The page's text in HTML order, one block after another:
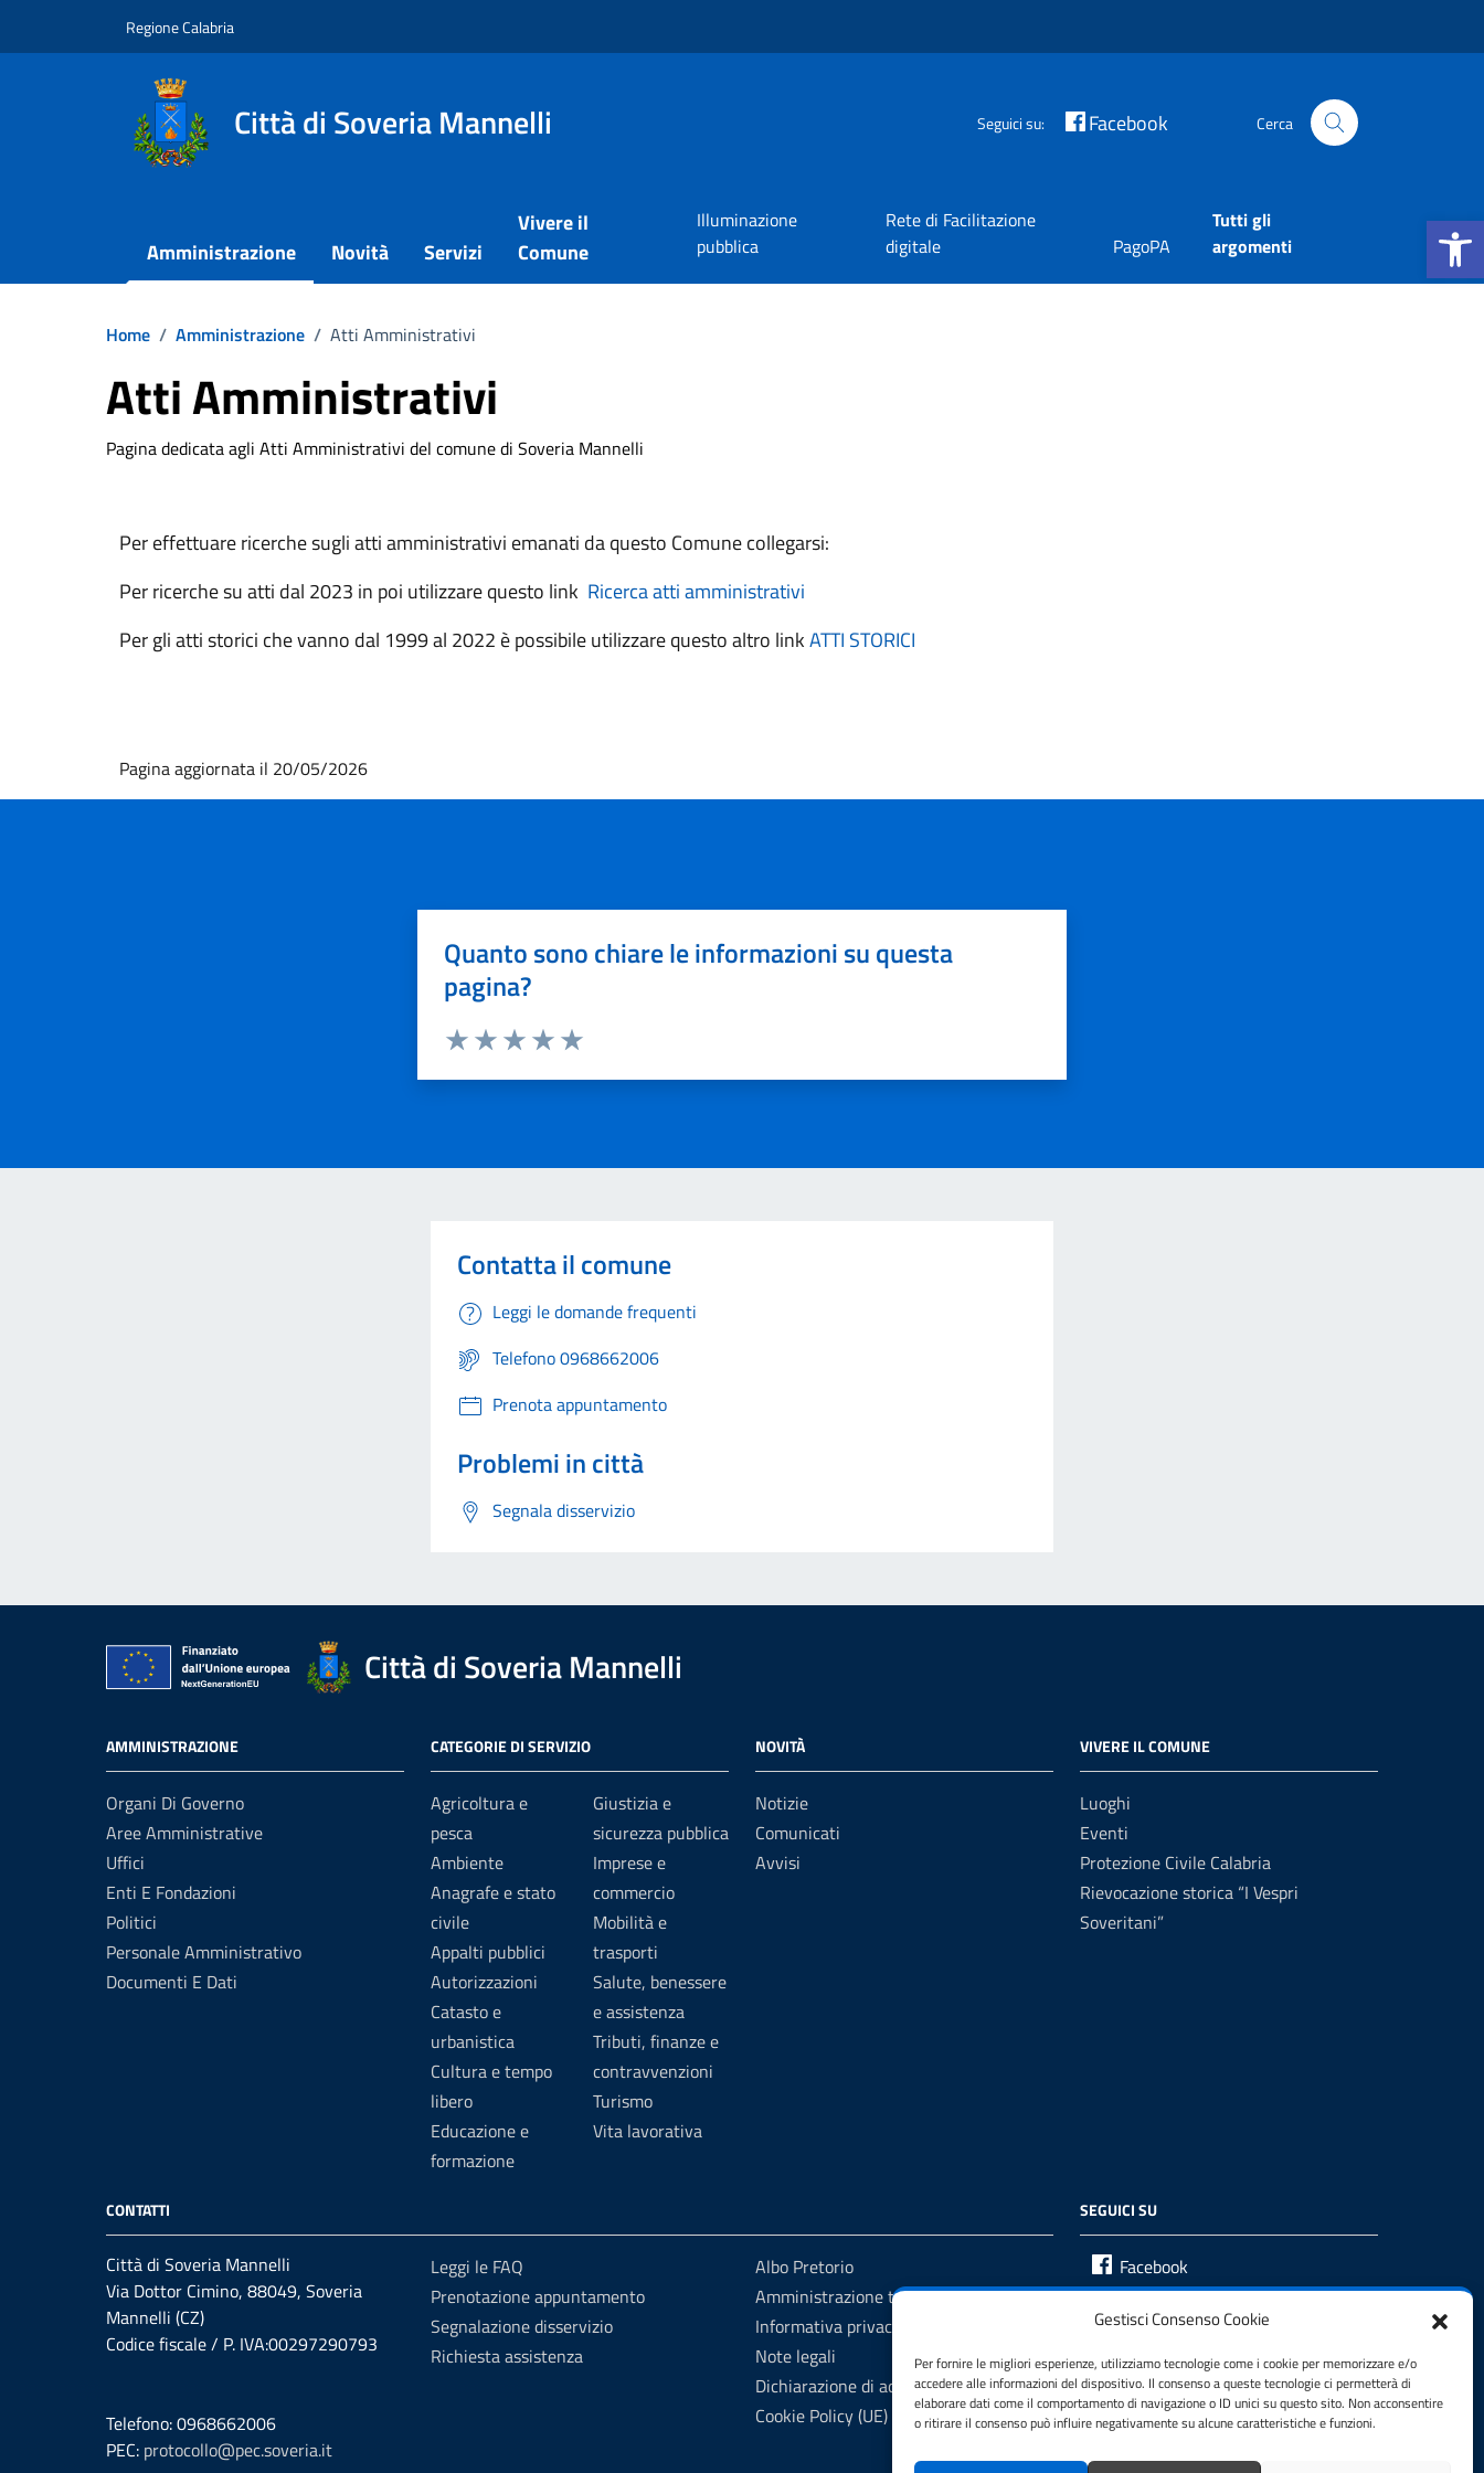
Apri la
Gestisci Consenso Cookie
Per fornire le migliori esperienze, utilizziamo tecnologie come i cookie per memorizzare e/o
accedere alle informazioni del dispositivo. Il consenso a queste tecnologie ci permetterà di
elaborare dati come il comportamento di navigazione o ID unici su questo sito. Non acconsentire
o ritirare il consenso può influire negativamente su alcune caratteristiche e funzioni.
Regione Calabria
Città di Soveria Mannelli Seguici su: Facebook Cerca
Amministrazione Novità Servizi
Vivere il
Comune
Illuminazione
pubblica
Rete di Facilitazione
digitale
PagoPA
Tutti gli
argomenti
Home / Amministrazione / Atti Amministrativi
Atti Amministrativi
Pagina dedicata agli Atti Amministrativi del comune di Soveria Mannelli
Per effettuare ricerche sugli atti amministrativi emanati da questo Comune collegarsi:
Per ricerche su atti dal 2023 in poi utilizzare questo link Ricerca atti amministrativi
Per gli atti storici che vanno dal 1999 al 2022 è possibile utilizzare questo altro linkATTI STORICI
Pagina aggiornata il 20/05/2026
Quanto sono chiare le informazioni su questa
pagina?
Contatta il comune
Leggi le domande frequenti
Telefono 0968662006
Prenota appuntamento
Problemi in città
Segnala disservizio
Città di Soveria Mannelli
AMMINISTRAZIONE
Organi Di Governo
Aree Amministrative
Uffici
Enti E Fondazioni
Politici
Personale Amministrativo
Documenti E Dati
CATEGORIE DI SERVIZIO
Agricoltura e
pesca
Ambiente
Anagrafe e stato
civile
Appalti pubblici
Autorizzazioni
Catasto e
urbanistica
Cultura e tempo
libero
Educazione e
formazione
Giustizia e
sicurezza pubblica
Imprese e
commercio
Mobilità e
trasporti
Salute, benessere
e assistenza
Tributi, finanze e
contravvenzioni
Turismo
Vita lavorativa
NOVITÀ
Notizie
Comunicati
Avvisi
VIVERE IL COMUNE
Luoghi
Eventi
Protezione Civile Calabria
Rievocazione storica “I Vespri
Soveritani”
CONTATTI
Città di Soveria Mannelli
Via Dottor Cimino, 88049, Soveria
Mannelli (CZ)
Codice fiscale / P. IVA:00297290793
Telefono: 0968662006
PEC: protocollo@pec.soveria.it
Leggi le FAQ
Prenotazione appuntamento
Segnalazione disservizio
Richiesta assistenza
Albo Pretorio
Amministrazione trasparente
Informativa privacy
Note legali
Dichiarazione di accessibilità
Cookie Policy (UE)
SEGUICI SU
Facebook